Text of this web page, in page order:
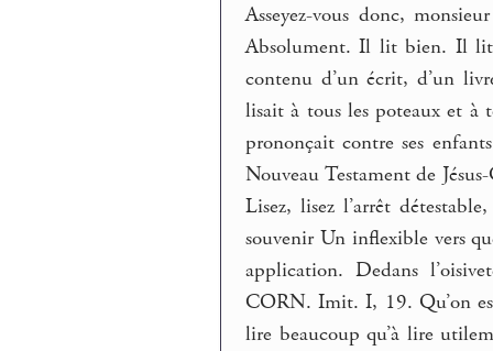
Asseyez-vous donc,
Absolument. Il lit bien. Il
contenu d’un écrit, d’un
lisait à tous les poteaux et à
prononçait contre ses
Nouveau Testament de
Lisez, lisez l’arrêt
souvenir Un inflexible vers
application. Dedans
CORN. Imit. I, 19. Qu’on
lire beaucoup qu’à lire